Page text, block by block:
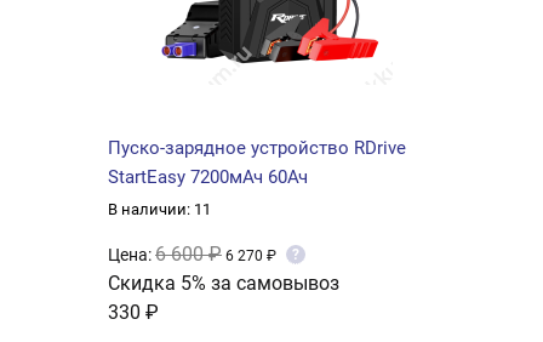
Пуско-зарядное устройство RDrive
StartEasy 7200мАч 60Ач
В наличии: 11
Цена:6 600 ₽ 6 270 ₽ ?
Скидка 5% за самовывоз
330 ₽